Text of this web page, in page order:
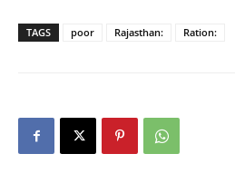
TAGS poor Rajasthan: Ration: